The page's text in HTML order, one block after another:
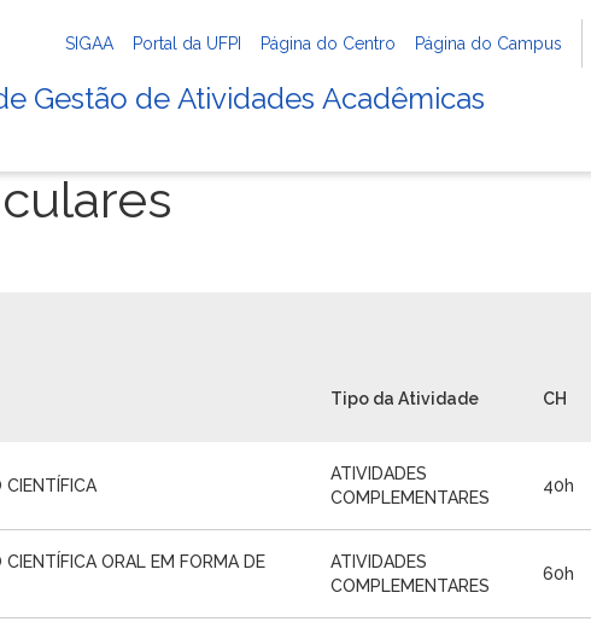
SIGAA Portal da UFPI Página do Centro Página do Campus
Gestão de Atividades Acadêmicas
Tipo da Atividade CH
CIENTÍFICA
ATIVIDADES
COMPLEMENTARES
40h
ORAL EM FORMA DE
ATIVIDADES
COMPLEMENTARES
60h